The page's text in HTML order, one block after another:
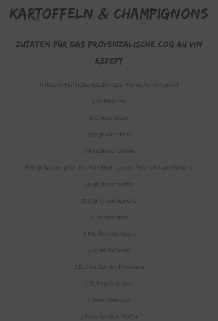
kartoffeln & Champignons
Zutaten für Das provenzalische Coq au Vin
Rezept
6 frische Hähnchenkeulen bzw. Hähnchenschenkel
5 Schalotten
2 Chilischoten
250 gr Kartoffeln
3 Knoblauchzehen
800 gr Suppengrün inkl. Karotten, Lauch, Petersilie und Sellerie
50 gr Baconwürfel
250 gr Champignons
1 Lorbeerblatt
2 MS Tomatenmark
500 ml Rotwein
2 EL Kräuter der Provence
1 TL Paprikapulver
1 Prise Meersalz
1 Prise Weißer Pfeffer